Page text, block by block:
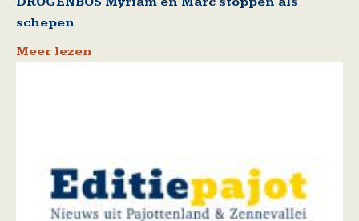
schepen
Meer lezen